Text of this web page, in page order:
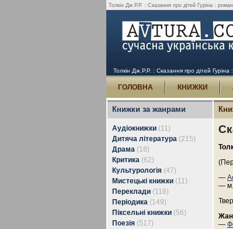
Толкін Дж.Р.Р. : Сказання про дітей Гуріна : роман
Толкін Дж.Р.Р. : Сказання про дітей Гуріна
ГОЛОВНА КНИЖКИ
Книжки за жанрами
Аудіокнижки (11)
Дитяча література (215)
Драма (18)
Критика (62)
Культурологія (47)
Мистецькі книжки (11)
Переклади (116)
Періодика (149)
Піксельні книжки (56)
Поезія (517)
—
—
—